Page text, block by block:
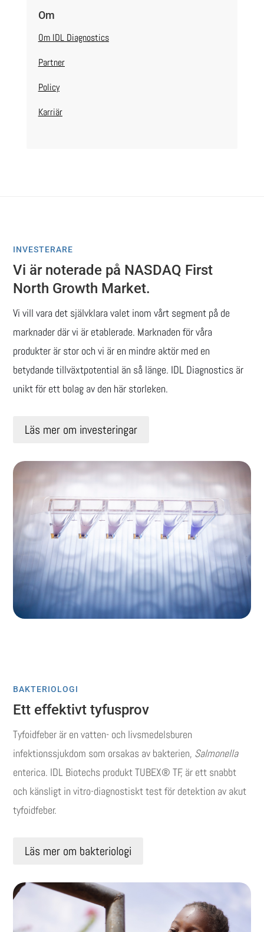
Om
Om IDL Diagnostics
Partner
Policy
Karriär
INVESTERARE
Vi är noterade på NASDAQ First
North Growth Market.
Vi vill vara det självklara valet inom vårt segment på de
marknader där vi är etablerade. Marknaden för våra
produkter är stor och vi är en mindre aktör med en
betydande tillväxtpotential än så länge. IDL Diagnostics är
unikt för ett bolag av den här storleken.
Läs mer om investeringar
BAKTERIOLOGI
Ett effektivt tyfusprov
Tyfoidfeber är en vatten- och livsmedelsburen
infektionssjukdom som orsakas av bakterien, Salmonella
enterica. IDL Biotechs produkt TUBEX® TF, är ett snabbt
och känsligt in vitro-diagnostiskt test för detektion av akut
tyfoidfeber.
Läs mer om bakteriologi